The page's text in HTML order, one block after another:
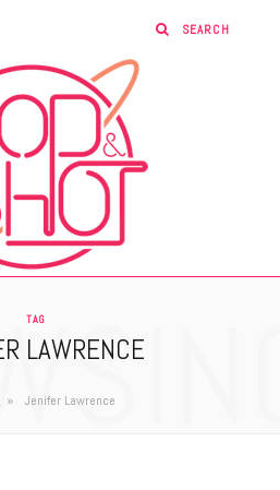
TAG
LAWRENCE
» Jenifer Lawrence